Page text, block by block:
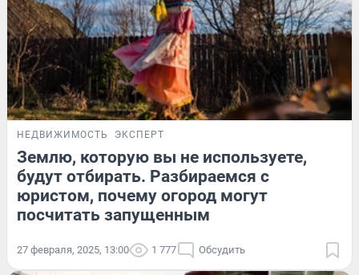
НЕДВИЖИМОСТЬ ЭКСПЕРТ
Землю, которую вы не используете,
будут отбирать. Разбираемся с
юристом, почему огород могут
посчитать запущенным
27 февраля, 2025, 13:00 1 777 Обсудить